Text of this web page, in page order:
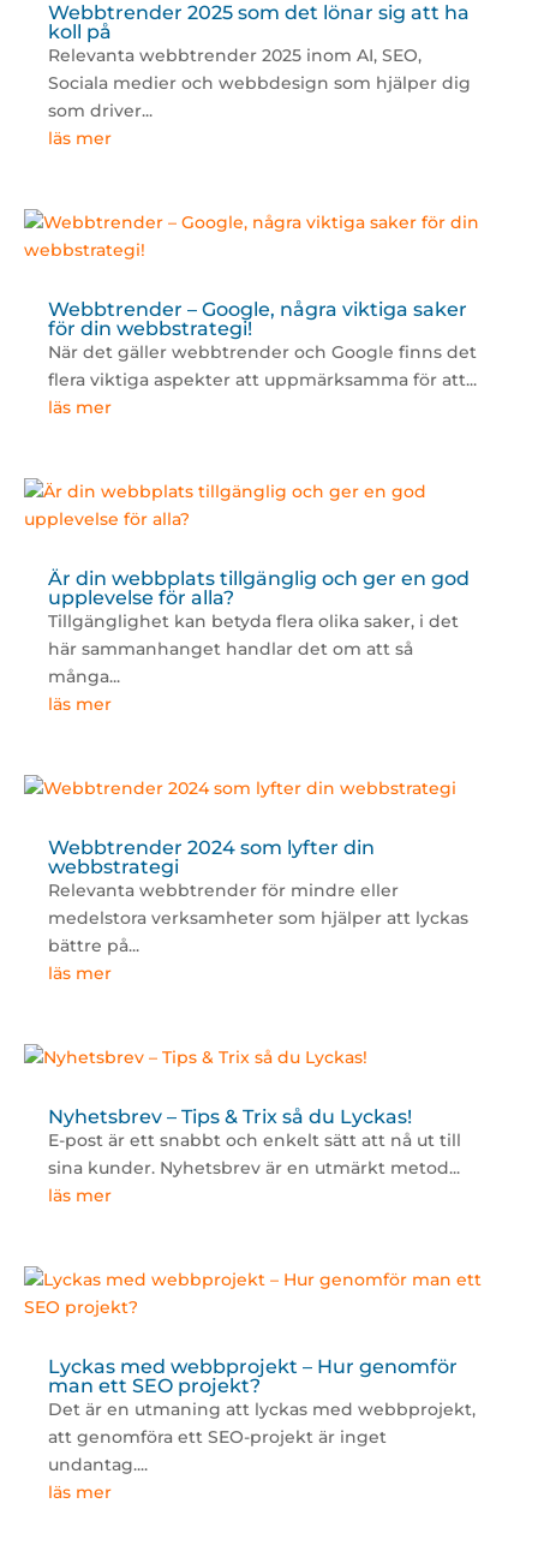
Webbtrender 2025 som det lönar sig att ha
koll på
Relevanta webbtrender 2025 inom AI, SEO,
Sociala medier och webbdesign som hjälper dig
som driver...
läs mer
Webbtrender – Google, några viktiga saker
för din webbstrategi!
När det gäller webbtrender och Google finns det
flera viktiga aspekter att uppmärksamma för att...
läs mer
Är din webbplats tillgänglig och ger en god
upplevelse för alla?
Tillgänglighet kan betyda flera olika saker, i det
här sammanhanget handlar det om att så
många...
läs mer
Webbtrender 2024 som lyfter din
webbstrategi
Relevanta webbtrender för mindre eller
medelstora verksamheter som hjälper att lyckas
bättre på...
läs mer
Nyhetsbrev – Tips & Trix så du Lyckas!
E-post är ett snabbt och enkelt sätt att nå ut till
sina kunder. Nyhetsbrev är en utmärkt metod...
läs mer
Lyckas med webbprojekt – Hur genomför
man ett SEO projekt?
Det är en utmaning att lyckas med webbprojekt,
att genomföra ett SEO-projekt är inget
undantag....
läs mer